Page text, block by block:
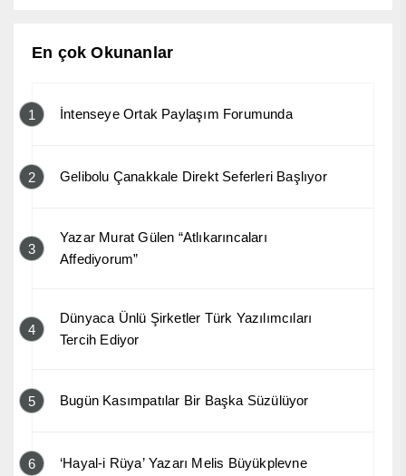
En çok Okunanlar
1 İntenseye Ortak Paylaşım Forumunda
2 Gelibolu Çanakkale Direkt Seferleri Başlıyor
3
Yazar Murat Gülen “Atlıkarıncaları
Affediyorum”
4
Dünyaca Ünlü Şirketler Türk Yazılımcıları
Tercih Ediyor
5 Bugün Kasımpatılar Bir Başka Süzülüyor
6 ‘Hayal-i Rüya’ Yazarı Melis Büyükplevne